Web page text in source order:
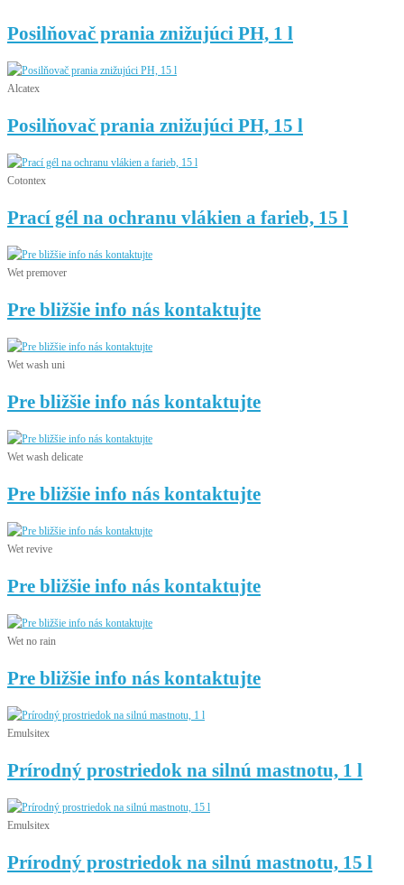
Posilňovač prania znižujúci PH, 1 l
Alcatex
Posilňovač prania znižujúci PH, 15 l
Cotontex
Prací gél na ochranu vlákien a farieb, 15 l
Wet premover
Pre bližšie info nás kontaktujte
Wet wash uni
Pre bližšie info nás kontaktujte
Wet wash delicate
Pre bližšie info nás kontaktujte
Wet revive
Pre bližšie info nás kontaktujte
Wet no rain
Pre bližšie info nás kontaktujte
Emulsitex
Prírodný prostriedok na silnú mastnotu, 1 l
Emulsitex
Prírodný prostriedok na silnú mastnotu, 15 l